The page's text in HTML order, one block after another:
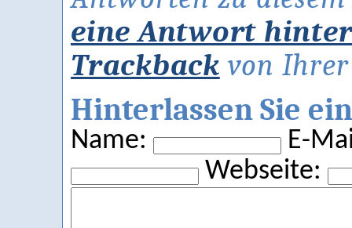
eine Antwort
Trackback von Ihrer
Hinterlassen Sie
Name:
E-
Webseite: